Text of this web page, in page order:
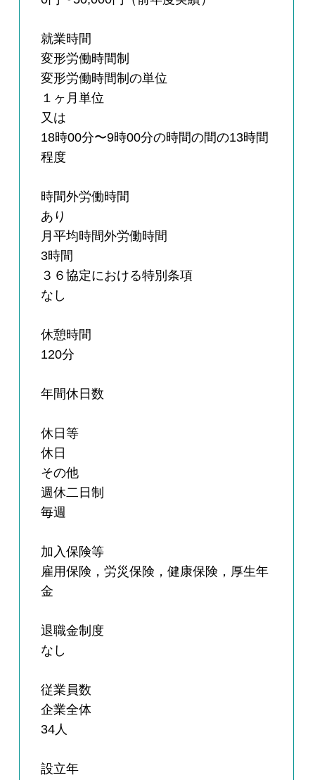
就業時間
変形労働時間制
変形労働時間制の単位
１ヶ月単位
又は
18時00分〜9時00分の時間の間の13時間
程度
時間外労働時間
あり
月平均時間外労働時間
3時間
３６協定における特別条項
なし
休憩時間
120分
年間休日数
休日等
休日
その他
週休二日制
毎週
加入保険等
雇用保険，労災保険，健康保険，厚生年
金
退職金制度
なし
従業員数
企業全体
34人
設立年